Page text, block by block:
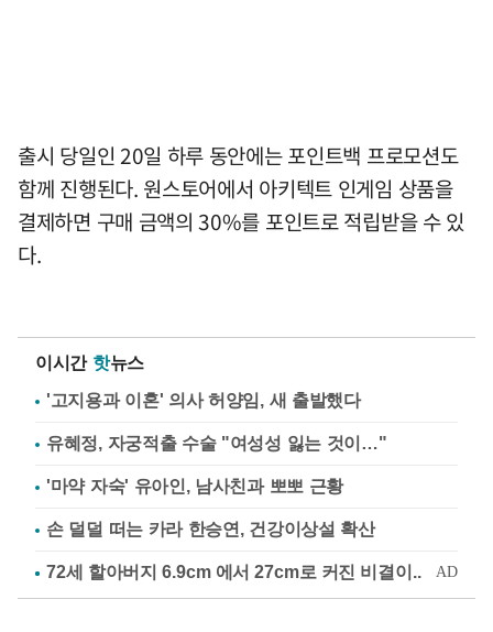
출시 당일인 20일 하루 동안에는 포인트백 프로모션도
함께 진행된다. 원스토어에서 아키텍트 인게임 상품을
결제하면 구매 금액의 30%를 포인트로 적립받을 수 있
다.
이시간 핫뉴스
'고지용과 이혼' 의사 허양임, 새 출발했다
유혜정, 자궁적출 수술 "여성성 잃는 것이…"
'마약 자숙' 유아인, 남사친과 뽀뽀 근황
손 덜덜 떠는 카라 한승연, 건강이상설 확산